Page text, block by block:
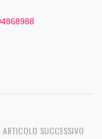
ARTICOLO SUCCESSIVO